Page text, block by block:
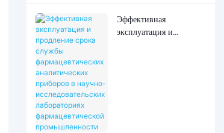
Эффективная
эксплуатация и